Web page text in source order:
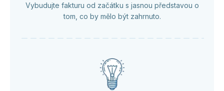
Vybudujte fakturu od začátku s jasnou představou o
tom, co by mělo být zahrnuto.